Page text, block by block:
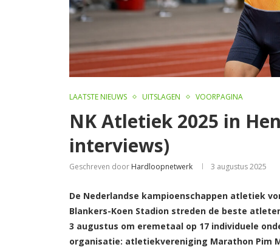
LAATSTE NIEUWS UITSLAGEN VOORPAGINA
NK Atletiek 2025 in
interviews)
Geschreven door Hardloopnetwerk 3 augustus 2025
De Nederlandse kampioenschappen atletiek
Blankers-Koen Stadion streden de beste
3 augustus om eremetaal op 17 individuele
organisatie: atletiekvereniging Marathon Pim